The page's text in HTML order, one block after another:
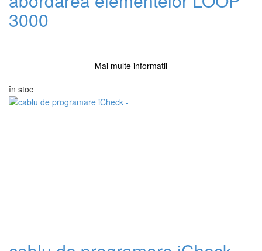
3000
Mai multe informatii
în stoc